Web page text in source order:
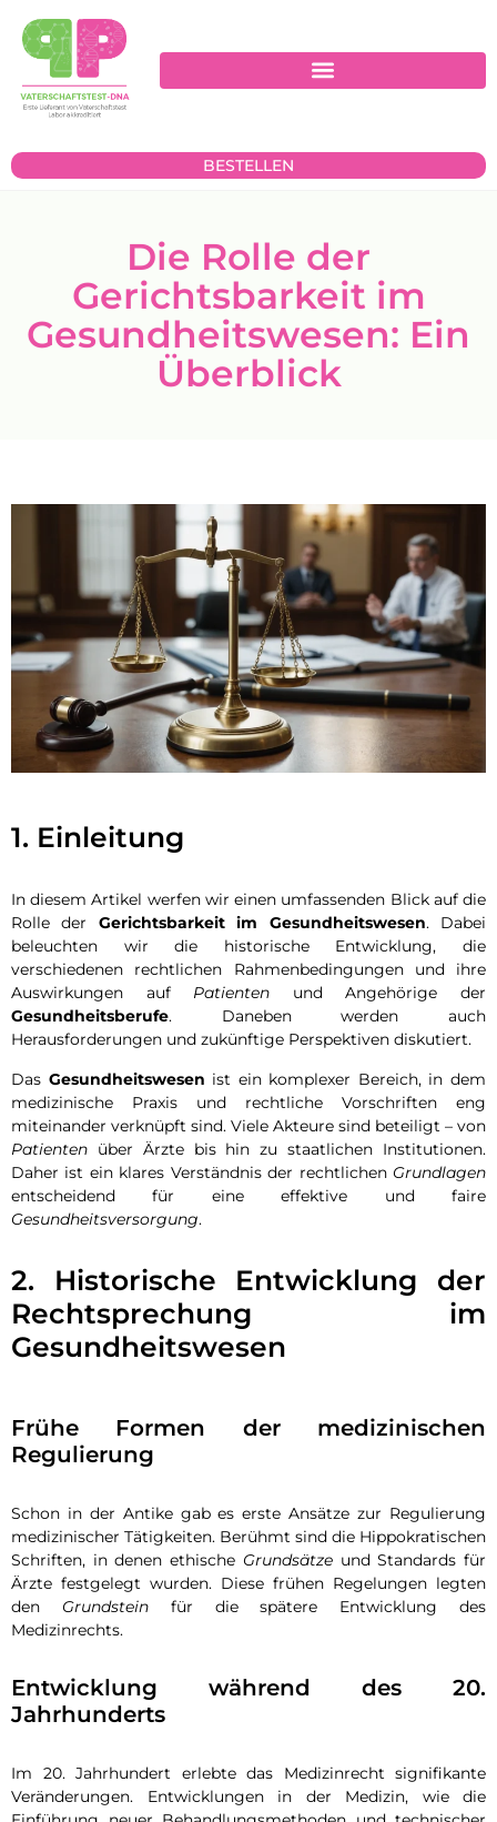
BESTELLEN
Die Rolle der
Gerichtsbarkeit im
Gesundheitswesen: Ein
Überblick
1. Einleitung
In diesem Artikel werfen wir einen umfassenden Blick auf die
Rolle der Gerichtsbarkeit im Gesundheitswesen. Dabei
beleuchten wir die historische Entwicklung, die
verschiedenen rechtlichen Rahmenbedingungen und ihre
Auswirkungen auf Patienten und Angehörige der
Gesundheitsberufe. Daneben werden auch
Herausforderungen und zukünftige Perspektiven diskutiert.
Das Gesundheitswesen ist ein komplexer Bereich, in dem
medizinische Praxis und rechtliche Vorschriften eng
miteinander verknüpft sind. Viele Akteure sind beteiligt – von
Patienten über Ärzte bis hin zu staatlichen Institutionen.
Daher ist ein klares Verständnis der rechtlichen Grundlagen
entscheidend für eine effektive und faire
Gesundheitsversorgung.
2. Historische Entwicklung der
Rechtsprechung im
Gesundheitswesen
Frühe Formen der medizinischen
Regulierung
Schon in der Antike gab es erste Ansätze zur Regulierung
medizinischer Tätigkeiten. Berühmt sind die Hippokratischen
Schriften, in denen ethische Grundsätze und Standards für
Ärzte festgelegt wurden. Diese frühen Regelungen legten
den Grundstein für die spätere Entwicklung des
Medizinrechts.
Entwicklung während des 20.
Jahrhunderts
Im 20. Jahrhundert erlebte das Medizinrecht signifikante
Veränderungen. Entwicklungen in der Medizin, wie die